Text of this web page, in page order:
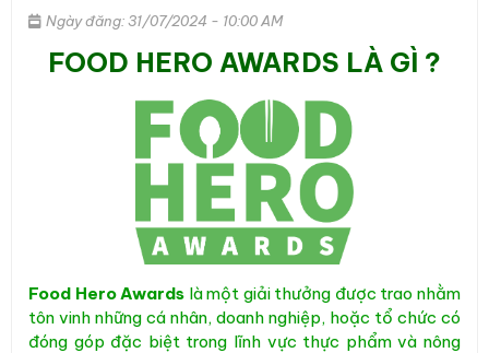
Ngày đăng: 31/07/2024 - 10:00 AM
FOOD HERO AWARDS LÀ GÌ ?
Food Hero Awards là một giải thưởng được trao nhằm
tôn vinh những cá nhân, doanh nghiệp, hoặc tổ chức có
đóng góp đặc biệt trong lĩnh vực thực phẩm và nông